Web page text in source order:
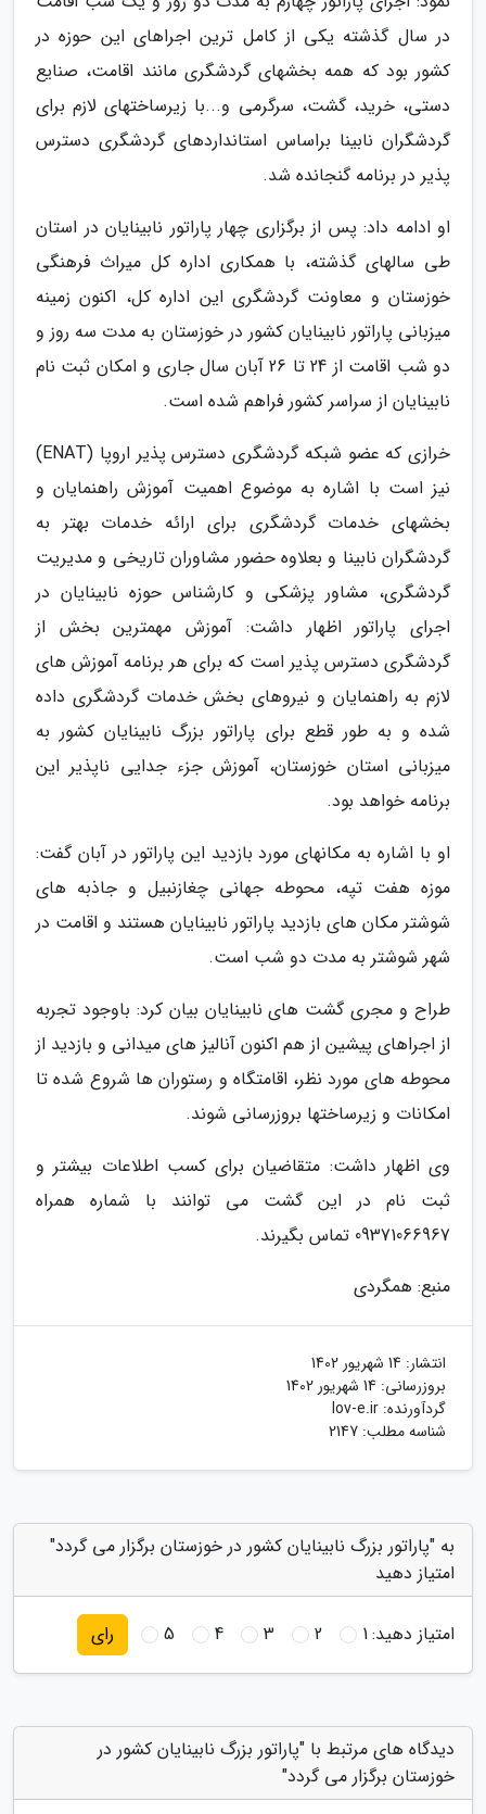
در سال گذشته یکی از کامل ترین اجراهای این حوزه در
کشور بود که همه بخشهای گردشگری مانند اقامت، صنایع
دستی، خرید، گشت، سرگرمی و...با زیرساختهای لازم برای
گردشگران نابینا براساس استانداردهای گردشگری دسترس
پذیر در برنامه گنجانده شد.
او ادامه داد: پس از برگزاری چهار پاراتور نابینایان در استان
طی سالهای گذشته، با همکاری اداره کل میراث فرهنگی
خوزستان و معاونت گردشگری این اداره کل، اکنون زمینه
میزبانی پاراتور نابینایان کشور در خوزستان به مدت سه روز و
دو شب اقامت از 24 تا 26 آبان سال جاری و امکان ثبت نام
نابینایان از سراسر کشور فراهم شده است.
خرازی که عضو شبکه گردشگری دسترس پذیر اروپا (ENAT)
نیز است با اشاره به موضوع اهمیت آموزش راهنمایان و
بخشهای خدمات گردشگری برای ارائه خدمات بهتر به
گردشگران نابینا و بعلاوه حضور مشاوران تاریخی و مدیریت
گردشگری، مشاور پزشکی و کارشناس حوزه نابینایان در
اجرای پاراتور اظهار داشت: آموزش مهمترین بخش از
گردشگری دسترس پذیر است که برای هر برنامه آموزش های
لازم به راهنمایان و نیروهای بخش خدمات گردشگری داده
شده و به طور قطع برای پاراتور بزرگ نابینایان کشور به
میزبانی استان خوزستان، آموزش جزء جدایی ناپذیر این
برنامه خواهد بود.
او با اشاره به مکانهای مورد بازدید این پاراتور در آبان گفت:
موزه هفت تپه، محوطه جهانی چغازنبیل و جاذبه های
شوشتر مکان های بازدید پاراتور نابینایان هستند و اقامت در
شهر شوشتر به مدت دو شب است.
طراح و مجری گشت های نابینایان بیان کرد: باوجود تجربه
از اجراهای پیشین از هم اکنون آنالیز های میدانی و بازدید از
محوطه های مورد نظر، اقامتگاه و رستوران ها شروع شده تا
امکانات و زیرساختها بروزرسانی شوند.
وی اظهار داشت: متقاضیان برای کسب اطلاعات بیشتر و
ثبت نام در این گشت می توانند با شماره همراه
09371066967 تماس بگیرند.
منبع: همگردی
انتشار: 14 شهریور 1402
بروزرسانی: 14 شهریور 1402
گردآورنده: lov-e.ir
شناسه مطلب: 2147
به "پاراتور بزرگ نابینایان کشور در خوزستان برگزار می گردد"
امتیاز دهید
امتیاز دهید:1
2
3
4
5 رای
دیدگاه های مرتبط با "پاراتور بزرگ نابینایان کشور در
خوزستان برگزار می گردد"